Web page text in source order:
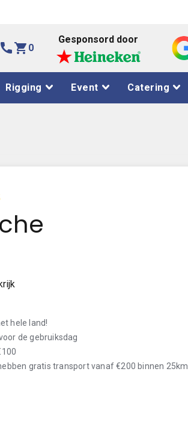
phoneshopping_cart 0
Gesponsord door
Rigging Event Catering
hele land!
de gebruiksdag
gratis transport vanaf €200 binnen 25km